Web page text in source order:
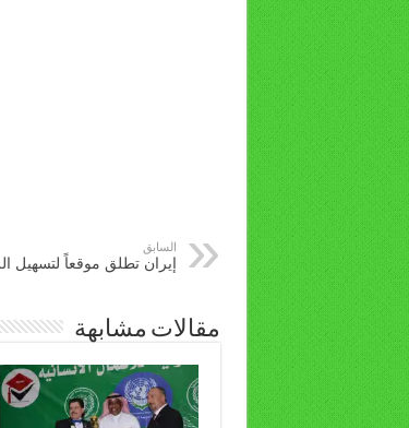
السابق
إيران تطلق موقعاً لتسهيل
مقالات مشابهة